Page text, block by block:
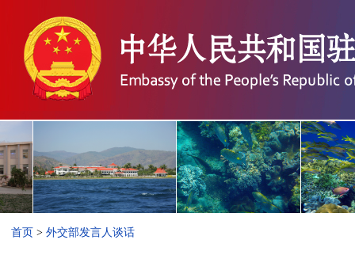
首页 > 外交部发言人谈话